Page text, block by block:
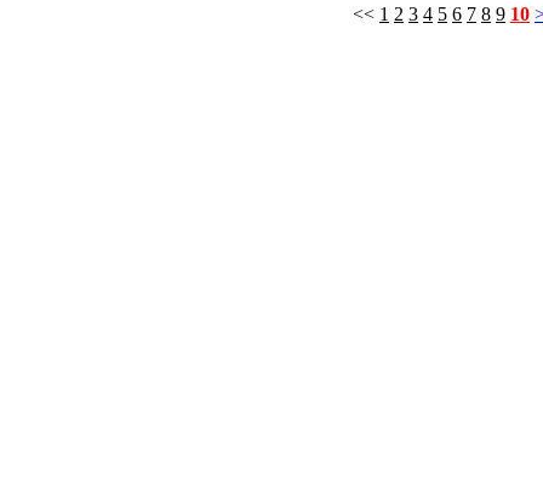
<< 1 2 3 4 5 6 7 8 9 10